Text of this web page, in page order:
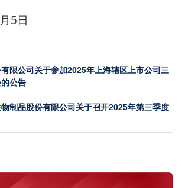
5日
有限公司关于参加2025年上海辖区上市公司三
公告
制品股份有限公司关于召开2025年第三季度